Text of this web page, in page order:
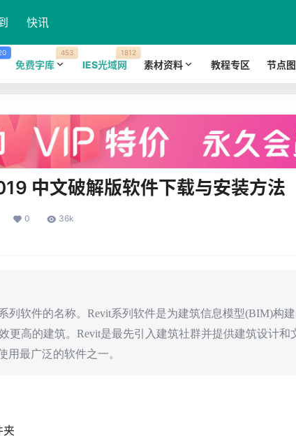
快讯
免费字库
453
IES光域网
1812
素材资料 教程专区 节点
中文破解版软件下载与安装方法
0 36k
列软件的名称。Revit系列软件是为建筑信息模型(BIM)构
更高的建筑。Revit是最先引入建筑社群并提供建筑设计
用最广泛的软件之一。
夹